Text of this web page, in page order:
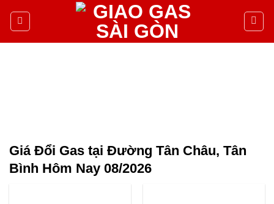
Giá Đổi Gas tại Đường Tân Châu, Tân
Bình Hôm Nay 08/2026